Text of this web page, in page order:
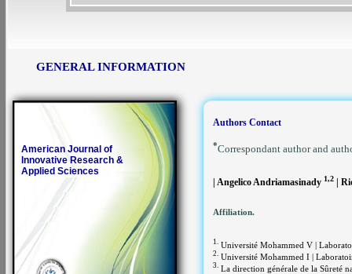
GENERAL INFORMATION
American Journal of
Innovative Research &
Applied Sciences
Authors Contact
*Correspondant author and
| Angelico Andriamasinady 1,2 |
Affiliation.
1. Université Mohammed V |
2. Université Mohammed I |
3. La direction générale de la Sûreté